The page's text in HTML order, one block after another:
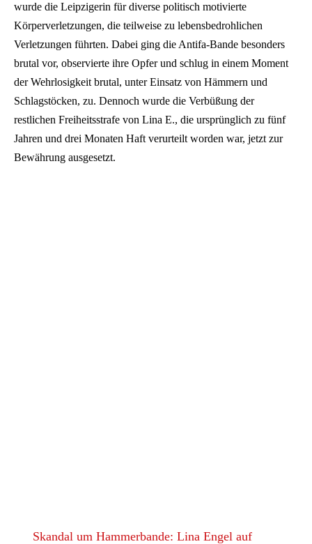
wurde die Leipzigerin für diverse politisch motivierte
Körperverletzungen, die teilweise zu lebensbedrohlichen
Verletzungen führten. Dabei ging die Antifa-Bande besonders
brutal vor, observierte ihre Opfer und schlug in einem Moment
der Wehrlosigkeit brutal, unter Einsatz von Hämmern und
Schlagstöcken, zu. Dennoch wurde die Verbüßung der
restlichen Freiheitsstrafe von Lina E., die ursprünglich zu fünf
Jahren und drei Monaten Haft verurteilt worden war, jetzt zur
Bewährung ausgesetzt.
Skandal um Hammerbande: Lina Engel auf